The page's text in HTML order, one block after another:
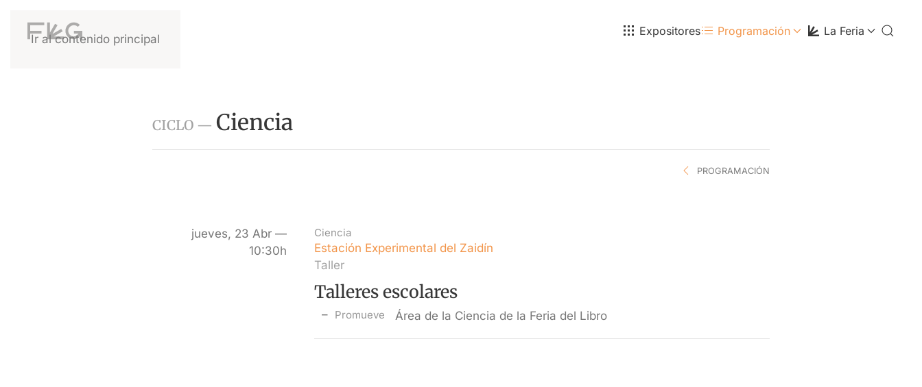
Ir al contenido principal
Expositores Programación La Feria
CICLO — Ciencia
PROGRAMACIÓN
jueves, 23 Abr —
10:30h
Ciencia
Estación Experimental del Zaidín
Taller
Talleres escolares
Promueve Área de la Ciencia de la Feria del Libro